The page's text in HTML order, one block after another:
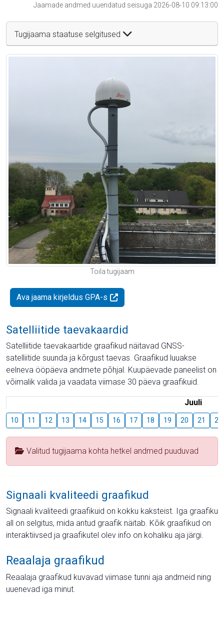
Jaamade andmed uuendatud seisuga 2026-08-10 09:13:00
Tugijaama staatuse selgitused
Toila tugijaam
Ava jaama kirjeldus GPA-s
Satelliitide taevakaardid
Satelliitide taevakaartide graafikud näitavad GNSS-
satelliitide suunda ja kõrgust taevas. Graafikud luuakse
eelneva ööpäeva andmete põhjal. Kuupäevade paneelist on
võimalik valida ja vaadata viimase 30 päeva graafikuid.
Juuli
10 11 12 13 14 15 16 17 18 19 20 21 22
Valitud tugijaama kohta hetkel andmed puuduvad
Signaali kvaliteedi graafikud
Signaali kvaliteedi graafikuid on kokku kaksteist. Iga graafiku
all on selgitus, mida antud graafik näitab. Kõik graafikud on
interaktiivsed ja graafikutel olev info on kohaliku aja järgi.
Reaalaja graafikud
Reaalaja graafikud kuvavad viimase tunni aja andmeid ning
uuenevad iga minut.